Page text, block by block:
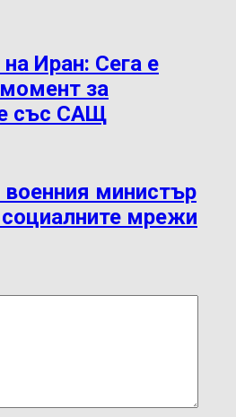
Иран: Сега е
за
със САЩ
военния министър
мрежи